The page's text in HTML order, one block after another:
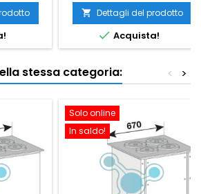
 Dettagli del prodotto
 Acquista!
stessa categoria: >
<
Solo online
In saldo!